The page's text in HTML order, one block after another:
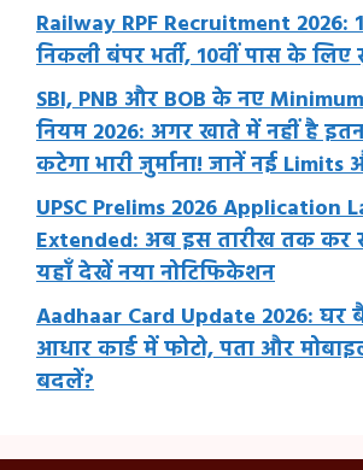
Railway RPF Recruitment 2026:
निकली बंपर भर्ती, 10वीं पास के लिए
SBI, PNB और BOB के नए
नियम 2026: अगर खाते में नहीं है
कटेगा भारी जुर्माना! जानें नई
UPSC Prelims 2026 Application
Extended: अब इस तारीख तक
यहाँ देखें नया नोटिफिकेशन
Aadhaar Card Update 2026: घर
आधार कार्ड में फोटो, पता और
बदलें?